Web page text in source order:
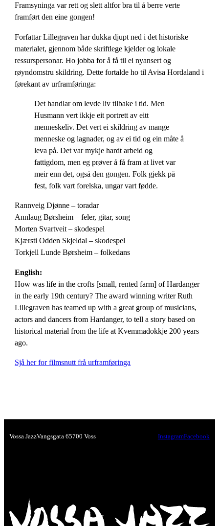
Framsyninga var rett og slett altfor bra til å berre verte
framført den eine gongen!
Forfattar Lillegraven har dukka djupt ned i det historiske
materialet, gjennom både skriftlege kjelder og lokale
ressurspersonar. Ho jobba for å få til ei nyansert og
røyndomstru skildring. Dette fortalde ho til Avisa Hordaland i
førekant av urframføringa:
Det handlar om levde liv tilbake i tid. Men
Husmann vert ikkje eit portrett av eitt
menneskeliv. Det vert ei skildring av mange
menneske og lagnader, og av ei tid og ein måte å
leva på. Det var mykje hardt arbeid og
fattigdom, men eg prøver å få fram at livet var
meir enn det, også den gongen. Folk gjekk på
fest, folk vart forelska, ungar vart fødde.
Rannveig Djønne – toradar
Annlaug Børsheim – feler, gitar, song
Morten Svartveit – skodespel
Kjærsti Odden Skjeldal – skodespel
Torkjell Lunde Børsheim – folkedans
English:
How was life in the crofts [small, rented farm] of Hardanger
in the early 19th century? The award winning writer Ruth
Lillegraven has teamed up with a great group of musicians,
actors and dancers from Hardanger, to tell a story based on
historical material from the life at Kvemmadokkje 200 years
ago.
Sjå her for filmsnutt frå urframføringa
Vossa JazzVangsgata 65700 Voss InstagramFacebook